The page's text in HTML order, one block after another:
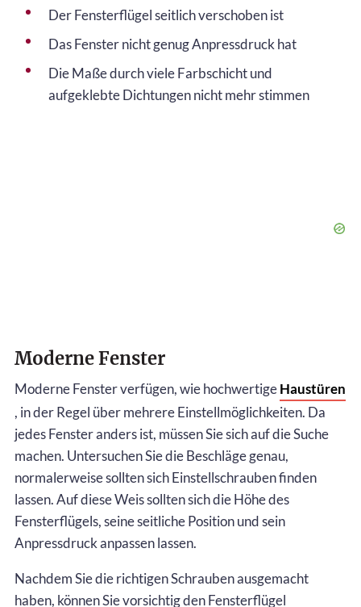
Der Fensterflügel seitlich verschoben ist
Das Fenster nicht genug Anpressdruck hat
Die Maße durch viele Farbschicht und
aufgeklebte Dichtungen nicht mehr stimmen
Moderne Fenster
Moderne Fenster verfügen, wie hochwertigeHaustüren
, in der Regel über mehrere Einstellmöglichkeiten. Da
jedes Fenster anders ist, müssen Sie sich auf die Suche
machen. Untersuchen Sie die Beschläge genau,
normalerweise sollten sich Einstellschrauben finden
lassen. Auf diese Weis sollten sich die Höhe des
Fensterflügels, seine seitliche Position und sein
Anpressdruck anpassen lassen.
Nachdem Sie die richtigen Schrauben ausgemacht
haben, können Sie vorsichtig den Fensterflügel